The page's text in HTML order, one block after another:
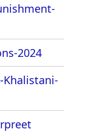
2024
Khalistani-